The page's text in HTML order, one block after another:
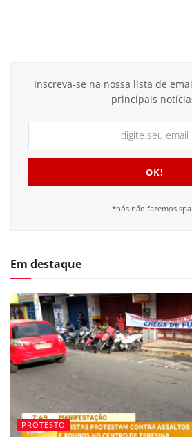
Inscreva-se na nossa lista de
principais
*nós não fazemos
Em destaque
PROTESTO